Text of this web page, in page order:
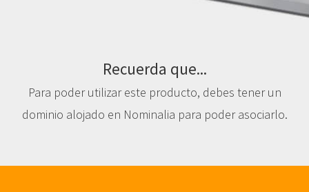
Recuerda que...
Para poder utilizar este producto, debes tener un
dominio alojado en Nominalia para poder asociarlo.